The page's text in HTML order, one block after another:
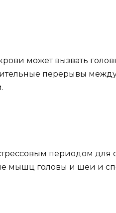
может вызвать
перерывы
периодом
мышц головы и шеи и